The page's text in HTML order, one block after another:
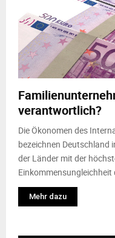
M
N
U
verantwortlich?
Die Ökonomen des
bezeichnen Deutschland
der Länder mit der
Einkommensungleichheit
Mehr dazu